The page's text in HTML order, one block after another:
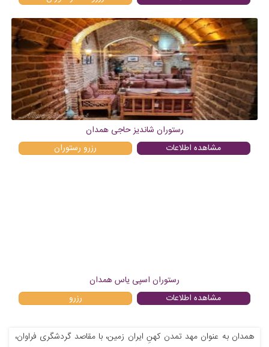
رستوران شاندیز حاجی همدان
مشاهده اطلاعات
رزرو رستوران
رستوران اسپی یاس همدان
مشاهده اطلاعات
رزرو
همدان به عنوان مهد تمدن کهنِ ایران زمین، با مقاصد گردشگری فراوان،